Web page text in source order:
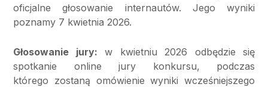
oficjalne głosowanie internautów. Jego wyniki
poznamy 7 kwietnia 2026.
Głosowanie jury: w kwietniu 2026 odbędzie się
spotkanie online jury konkursu, podczas
którego zostaną omówienie wyniki wcześniejszego